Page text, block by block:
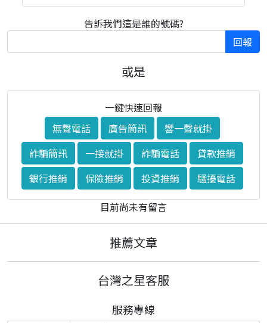
告訴我們這是誰的號碼?
回報
或是
一鍵快速回報
無聲電話
廣告簡訊
響一聲就掛
詐騙簡訊
一接就掛 詐騙電話
貸款推銷
銀行推銷
保險推銷 投資推銷
騷擾電話
目前尚未有留言
推薦文章
台灣之星客服
服務專線